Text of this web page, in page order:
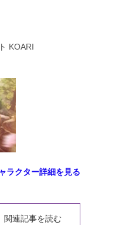
KOARI
ラクター詳細を見る
関連記事を読む